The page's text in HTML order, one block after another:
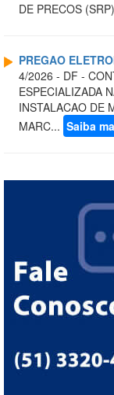
DE PRECOS
PREGAO
4/2026 - DF -
ESPECIALIZADA
INSTALACAO DE
MARC... Saiba